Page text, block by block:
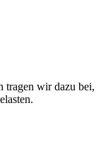
tragen wir dazu bei,